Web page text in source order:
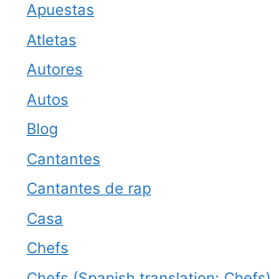
Apuestas
Atletas
Autores
Autos
Blog
Cantantes
Cantantes de rap
Casa
Chefs